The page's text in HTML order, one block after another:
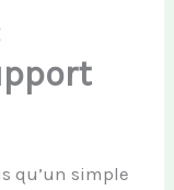
qu’un simple